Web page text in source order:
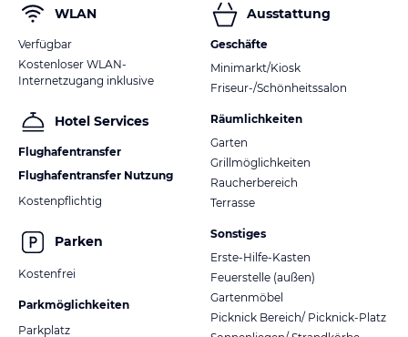
WLAN
Verfügbar
Kostenloser WLAN-
Internetzugang inklusive
Hotel Services
Flughafentransfer
Flughafentransfer Nutzung
Kostenpflichtig
Parken
Kostenfrei
Parkmöglichkeiten
Parkplatz
Ausstattung
Geschäfte
Minimarkt/Kiosk
Friseur-/Schönheitssalon
Räumlichkeiten
Garten
Grillmöglichkeiten
Raucherbereich
Terrasse
Sonstiges
Erste-Hilfe-Kasten
Feuerstelle (außen)
Gartenmöbel
Picknick Bereich/ Picknick-Platz